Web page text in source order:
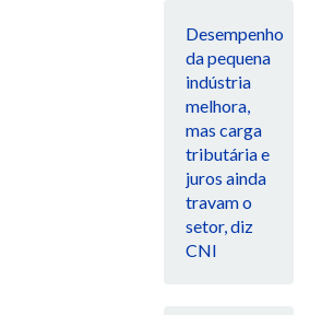
Desempenho
da pequena
indústria
melhora,
mas carga
tributária e
juros ainda
travam o
setor, diz
CNI